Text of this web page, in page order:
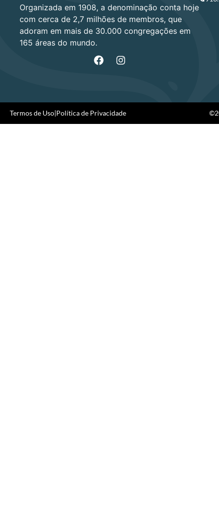
Organizada em 1908, a denominação conta hoje
com cerca de 2,7 milhões de membros, que
adoram em mais de 30.000 congregações em
165 áreas do mundo.
Termos de Uso|Política de Privacidade